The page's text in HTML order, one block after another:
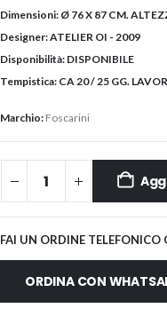
Dimensioni: Ø 76 X 87 CM.
Designer:ATELIER OI - 2009
Disponibilità: DISPONIBILE
Tempistica: CA 20 / 25 GG.
Marchio: Foscarini
FAI UN ORDINE
ORDINA CON